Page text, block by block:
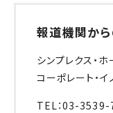
報道機関か
シンプレクス・
コーポレート・
TEL：03-3539-